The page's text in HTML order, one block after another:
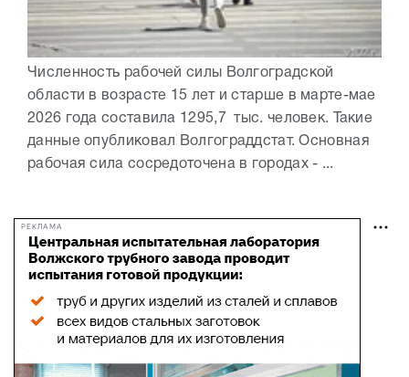
Численность рабочей силы Волгоградской
области в возрасте 15 лет и старше в марте-мае
2026 года составила 1295,7 тыс. человек. Такие
данные опубликовал Волгограддстат. Основная
рабочая сила сосредоточена в городах - ...
РЕКЛАМА